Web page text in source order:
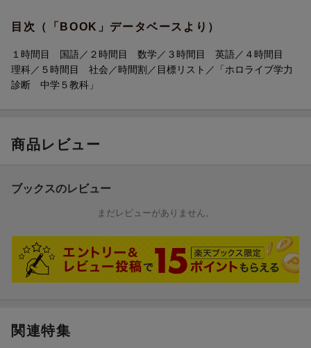
ion【特別版】』（ISBN：978-4-05-305944-4）と同一です。
※カバー両面デザイン、ノートデザインが特別版と違うデザイン
になっています。
生徒役：大空スバル
生徒役：さくらみこ
生徒役：星街すいせい
生徒役：白銀ノエル
【目次】
巻頭特集：メンバー紹介ページ
2時間目 数学
※誌面の内容は『ホロライブ学力診断 中学5教科 Special Edit
ion【特別版】』（ISBN：978-4-05-305944-4）と同一です。
※特別版限定の「巻末スペシャルコンテンツ」ページは通常版に
はつきません。
目次（「BOOK」データベースより）
１時間目 国語／２時間目 数学／３時間目 英語／４時間目
理科／５時間目 社会／時間割／目標リスト／「ホロライブ学力
診断 中学５教科」
商品レビュー
ブックスのレビュー
まだレビューがありません。
関連特集